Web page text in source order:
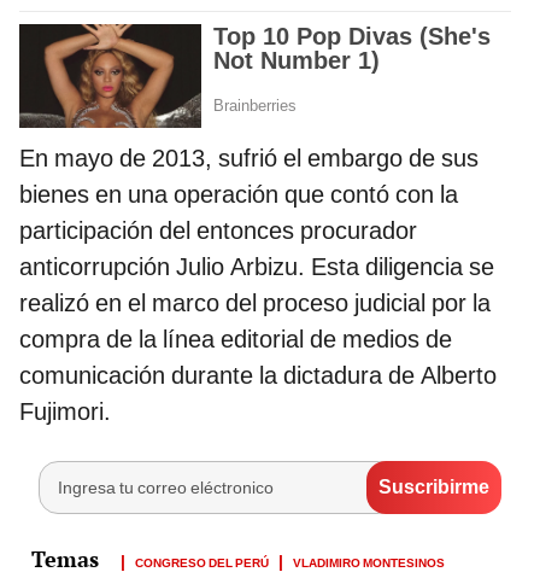
En mayo de 2013, sufrió el embargo de sus
bienes en una operación que contó con la
participación del entonces procurador
anticorrupción Julio Arbizu. Esta diligencia se
realizó en el marco del proceso judicial por la
compra de la línea editorial de medios de
comunicación durante la dictadura de Alberto
Fujimori.
CONGRESO DEL PERÚ
VLADIMIRO MONTESINOS